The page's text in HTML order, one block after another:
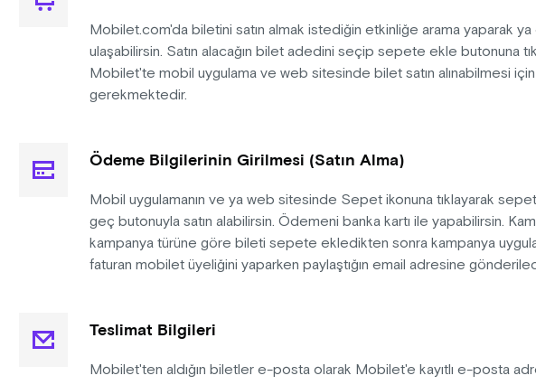
Mobilet.com'da biletini satın almak istediğin etkinliğe arama yaparak ya
ulaşabilirsin. Satın alacağın bilet adedini seçip sepete ekle butonuna
Mobilet'te mobil uygulama ve web sitesinde bilet satın alınabilmesi için
gerekmektedir.
Ödeme Bilgilerinin Girilmesi (Satın Alma)
Mobil uygulamanın ve ya web sitesinde Sepet ikonuna tıklayarak
geç butonuyla satın alabilirsin. Ödemeni banka kartı ile yapabilirsin.
kampanya türüne göre bileti sepete ekledikten sonra kampanya
faturan mobilet üyeliğini yaparken paylaştığın email adresine
Teslimat Bilgileri
Mobilet'ten aldığın biletler e-posta olarak Mobilet'e kayıtlı e-posta